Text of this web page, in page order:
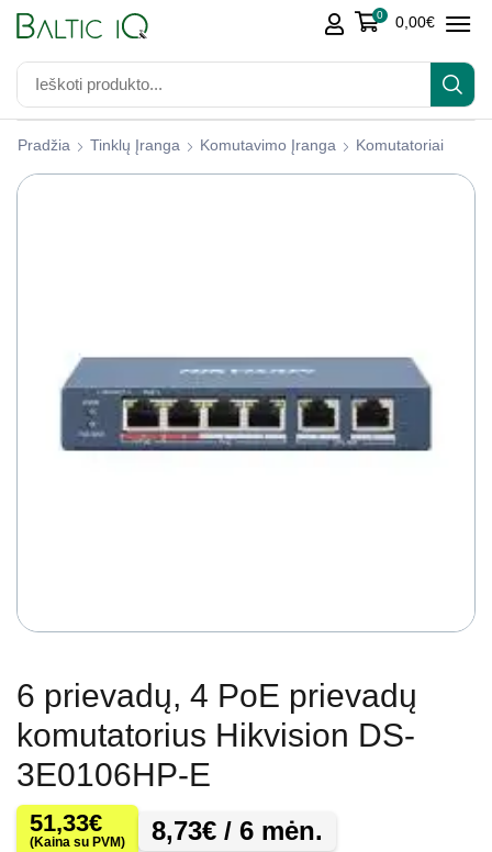
0 0,00€
Pradžia Tinklų Įranga Komutavimo Įranga Komutatoriai
6 prievadų, 4 PoE prievadų
komutatorius Hikvision DS-
3E0106HP-E
51,33€
(Kaina su PVM) 8,73€ / 6 mėn.